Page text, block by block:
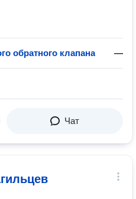
обратного клапана —
Чат